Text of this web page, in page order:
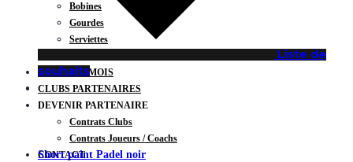
Bobines
Gourdes
Serviettes
PACKS DU MOIS
CLUBS PARTENAIRES
DEVENIR PARTENAIRE
Contrats Clubs
Contrats Joueurs / Coachs
CONTACT
Liste de
souhaits
Short paint Padel noir